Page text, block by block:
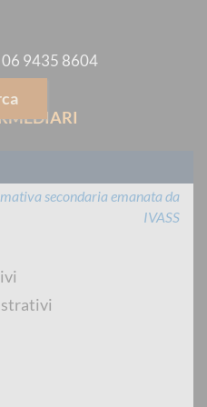
secondaria emanata da
IVASS
9435 8604
9435 8604